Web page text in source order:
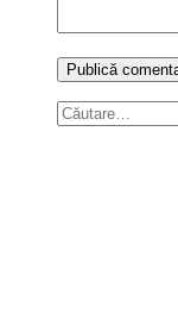
Caută
după: